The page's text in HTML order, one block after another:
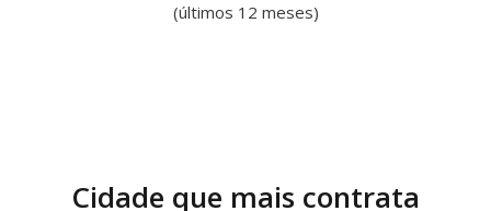
(últimos 12 meses)
Cidade que mais contrata